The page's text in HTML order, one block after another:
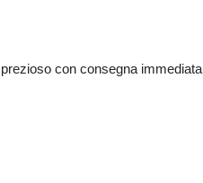
con consegna immediata